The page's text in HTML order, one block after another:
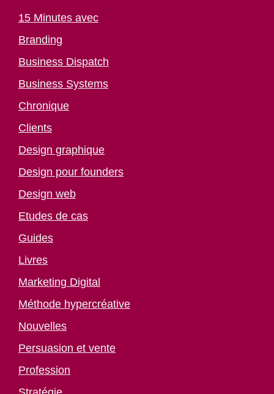
15 Minutes avec
Branding
Business Dispatch
Business Systems
Chronique
Clients
Design graphique
Design pour founders
Design web
Etudes de cas
Guides
Livres
Marketing Digital
Méthode hypercréative
Nouvelles
Persuasion et vente
Profession